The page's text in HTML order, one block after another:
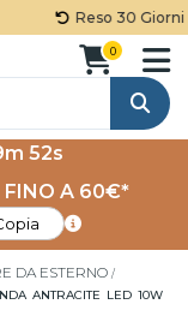
Reso 30 Giorni
Cerca
0
52s
FINO A 60€*
DA ESTERNO
ANTRACITE LED 10W